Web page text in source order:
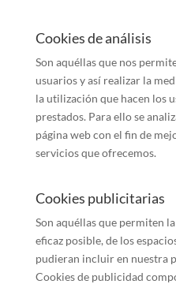
Cookies de análisis
Son aquéllas que nos
usuarios y así realizar la
la utilización que hacen los
prestados. Para ello se
página web con el fin de
servicios que ofrecemos.
Cookies publicitarias
Son aquéllas que permiten
eficaz posible, de los
pudieran incluir en nuestra
Cookies de publicidad